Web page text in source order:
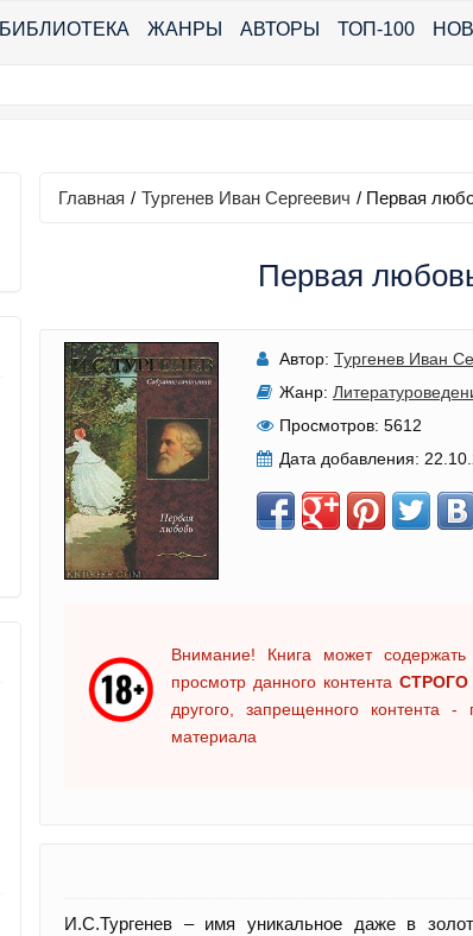
БИБЛИОТЕКА ЖАНРЫ АВТОРЫ ТОП-100
Главная / Тургенев Иван Сергеевич / Первая
Первая
Автор: Тургенев Иван
Жанр:
Просмотров: 5612
Дата добавления:
Внимание! Книга может
просмотр данного контента
другого, запрещенного контента
материала
И.С.Тургенев – имя уникальное даже в